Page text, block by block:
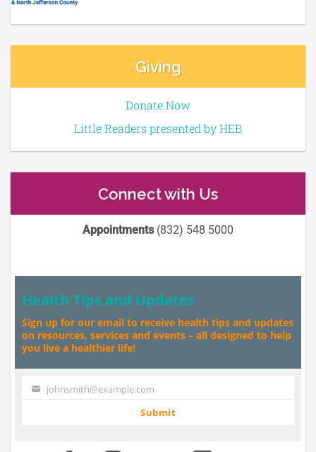
Giving
Donate Now
Little Readers presented by HEB
Connect with Us
Appointments(832) 548 5000
Health Tips and Updates
Sign up for our email to receive health tips and updates
on resources, services and events – all designed to help
you live a healthier life!
Your johnsmith@example.com
Submit